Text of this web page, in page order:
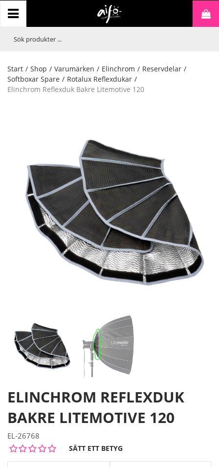
Start / Shop / Varumärken / Elinchrom / Reservdelar /
Softboxar Spare / Rotalux Reflexdukar /
Elinchrom Reflexduk Bakre Litemotive 120
ELINCHROM REFLEXDUK
BAKRE LITEMOTIVE 120
EL-26768
SÄTT ETT BETYG